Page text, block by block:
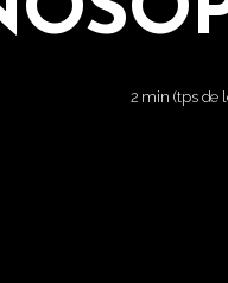
2 min (tps de